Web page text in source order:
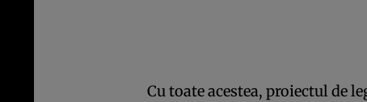
Cu toate acestea, proiectul de